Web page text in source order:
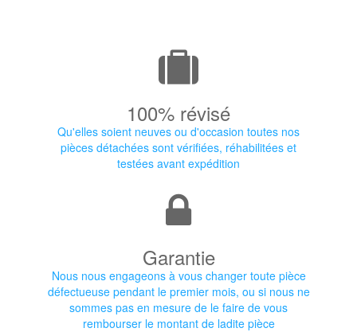
100% révisé
Qu'elles soient neuves ou d'occasion toutes nos
pièces détachées sont vérifiées, réhabilitées et
testées avant expédition
Garantie
Nous nous engageons à vous changer toute pièce
défectueuse pendant le premier mois, ou si nous ne
sommes pas en mesure de le faire de vous
rembourser le montant de ladite pièce